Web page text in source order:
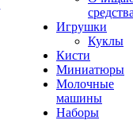
Игрушки
Куклы
Кисти
Миниатюры
Молочные
машины
Наборы